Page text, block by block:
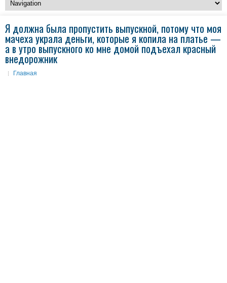
Я должна была пропустить выпускной, потому что моя
мачеха украла деньги, которые я копила на платье —
а в утро выпускного ко мне домой подъехал красный
внедорожник
Главная